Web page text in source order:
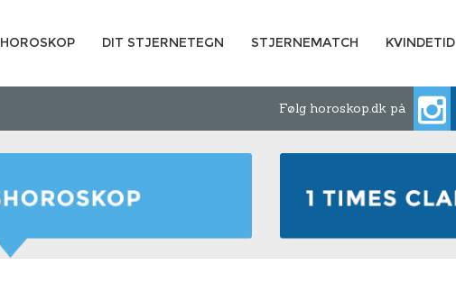
HOROSKOP DIT STJERNETEGN STJERNEMATCH KVINDETID
Følg horoskop.dk på